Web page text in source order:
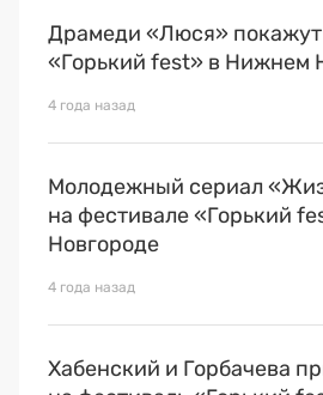
Драмеди «Люся» покажут
«Горький fest» в Нижнем
4 года назад
Молодежный сериал
на фестивале «Горький
Новгороде
4 года назад
Хабенский и Горбачева